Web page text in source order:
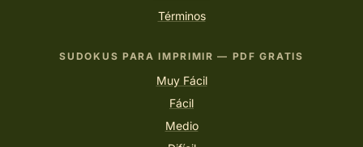
Términos
SUDOKUS PARA IMPRIMIR — PDF GRATIS
Muy Fácil
Fácil
Medio